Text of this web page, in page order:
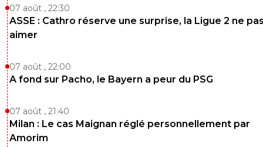
07 août , 22:30
ASSE : Cathro réserve une surprise, la Ligue 2 ne
aimer
07 août , 22:00
A fond sur Pacho, le Bayern a peur du PSG
07 août , 21:40
Milan : Le cas Maignan réglé personnellement par
Amorim